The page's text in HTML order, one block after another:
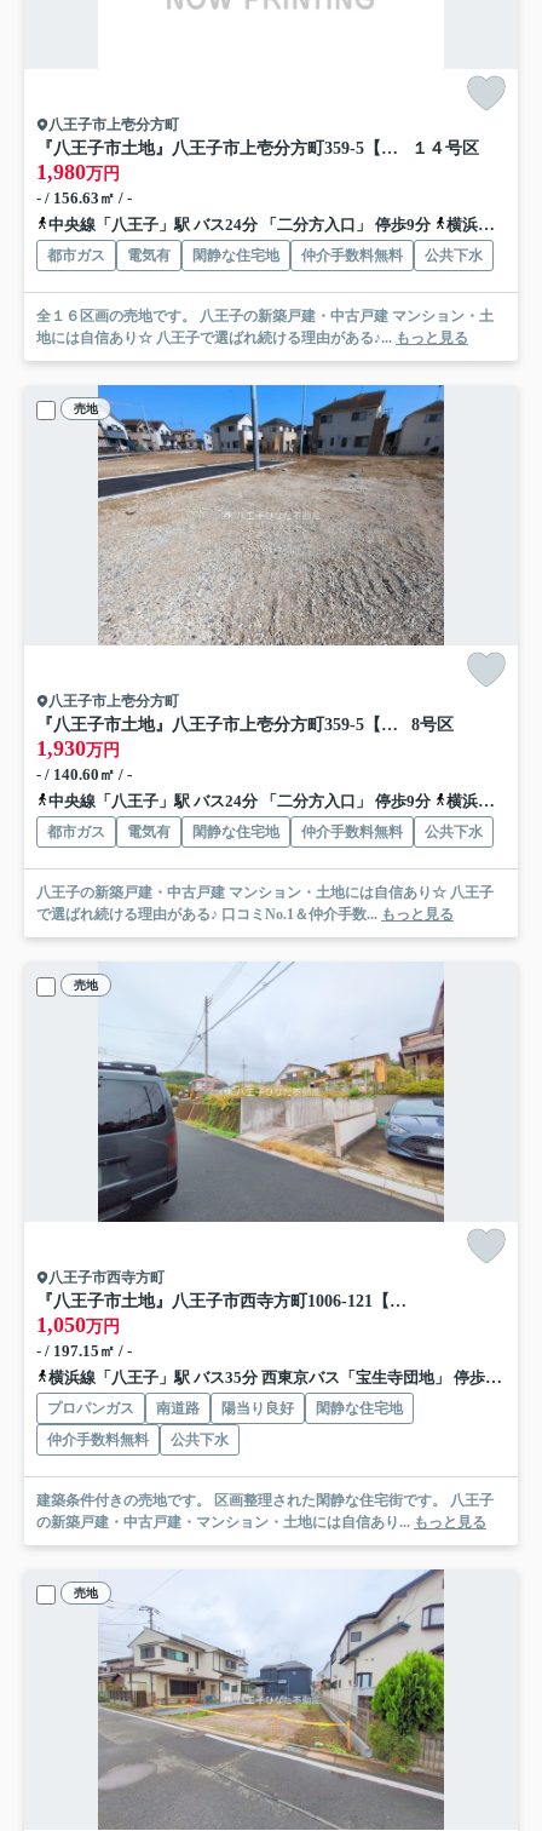
八王子市上壱分方町
『八王子市土地』八王子市上壱分方町359-5【仲介手数料無料】 １４号区
1,980万円
- / 156.63㎡ / -
中央線「八王子」駅 バス24分 「二分方入口」 停歩9分
横浜線「八王子」駅 バス24分 「二分方入口」 停歩9分
都市ガス 電気有 閑静な住宅地 仲介手数料無料 公共下水
全１６区画の売地です。 八王子の新築戸建・中古戸建 マンション・土
地には自信あり☆ 八王子で選ばれ続ける理由がある♪... もっと見る
売地
八王子市上壱分方町
『八王子市土地』八王子市上壱分方町359-5【仲介手数料無料】 8号区
1,930万円
- / 140.60㎡ / -
中央線「八王子」駅 バス24分 「二分方入口」 停歩9分
横浜線「八王子」駅 バス24分 「二分方入口」 停歩9分
都市ガス 電気有 閑静な住宅地 仲介手数料無料 公共下水
八王子の新築戸建・中古戸建 マンション・土地には自信あり☆ 八王子
で選ばれ続ける理由がある♪ 口コミNo.1＆仲介手数... もっと見る
売地
八王子市西寺方町
『八王子市土地』八王子市西寺方町1006-121【仲介手数料無料】
1,050万円
- / 197.15㎡ / -
横浜線「八王子」駅 バス35分 西東京バス「宝生寺団地」 停歩5分
プロパンガス 南道路 陽当り良好
閑静な住宅地
仲介手数料無料
公共下水
建築条件付きの売地です。 区画整理された閑静な住宅街です。 八王子
の新築戸建・中古戸建・マンション・土地には自信あり... もっと見る
売地